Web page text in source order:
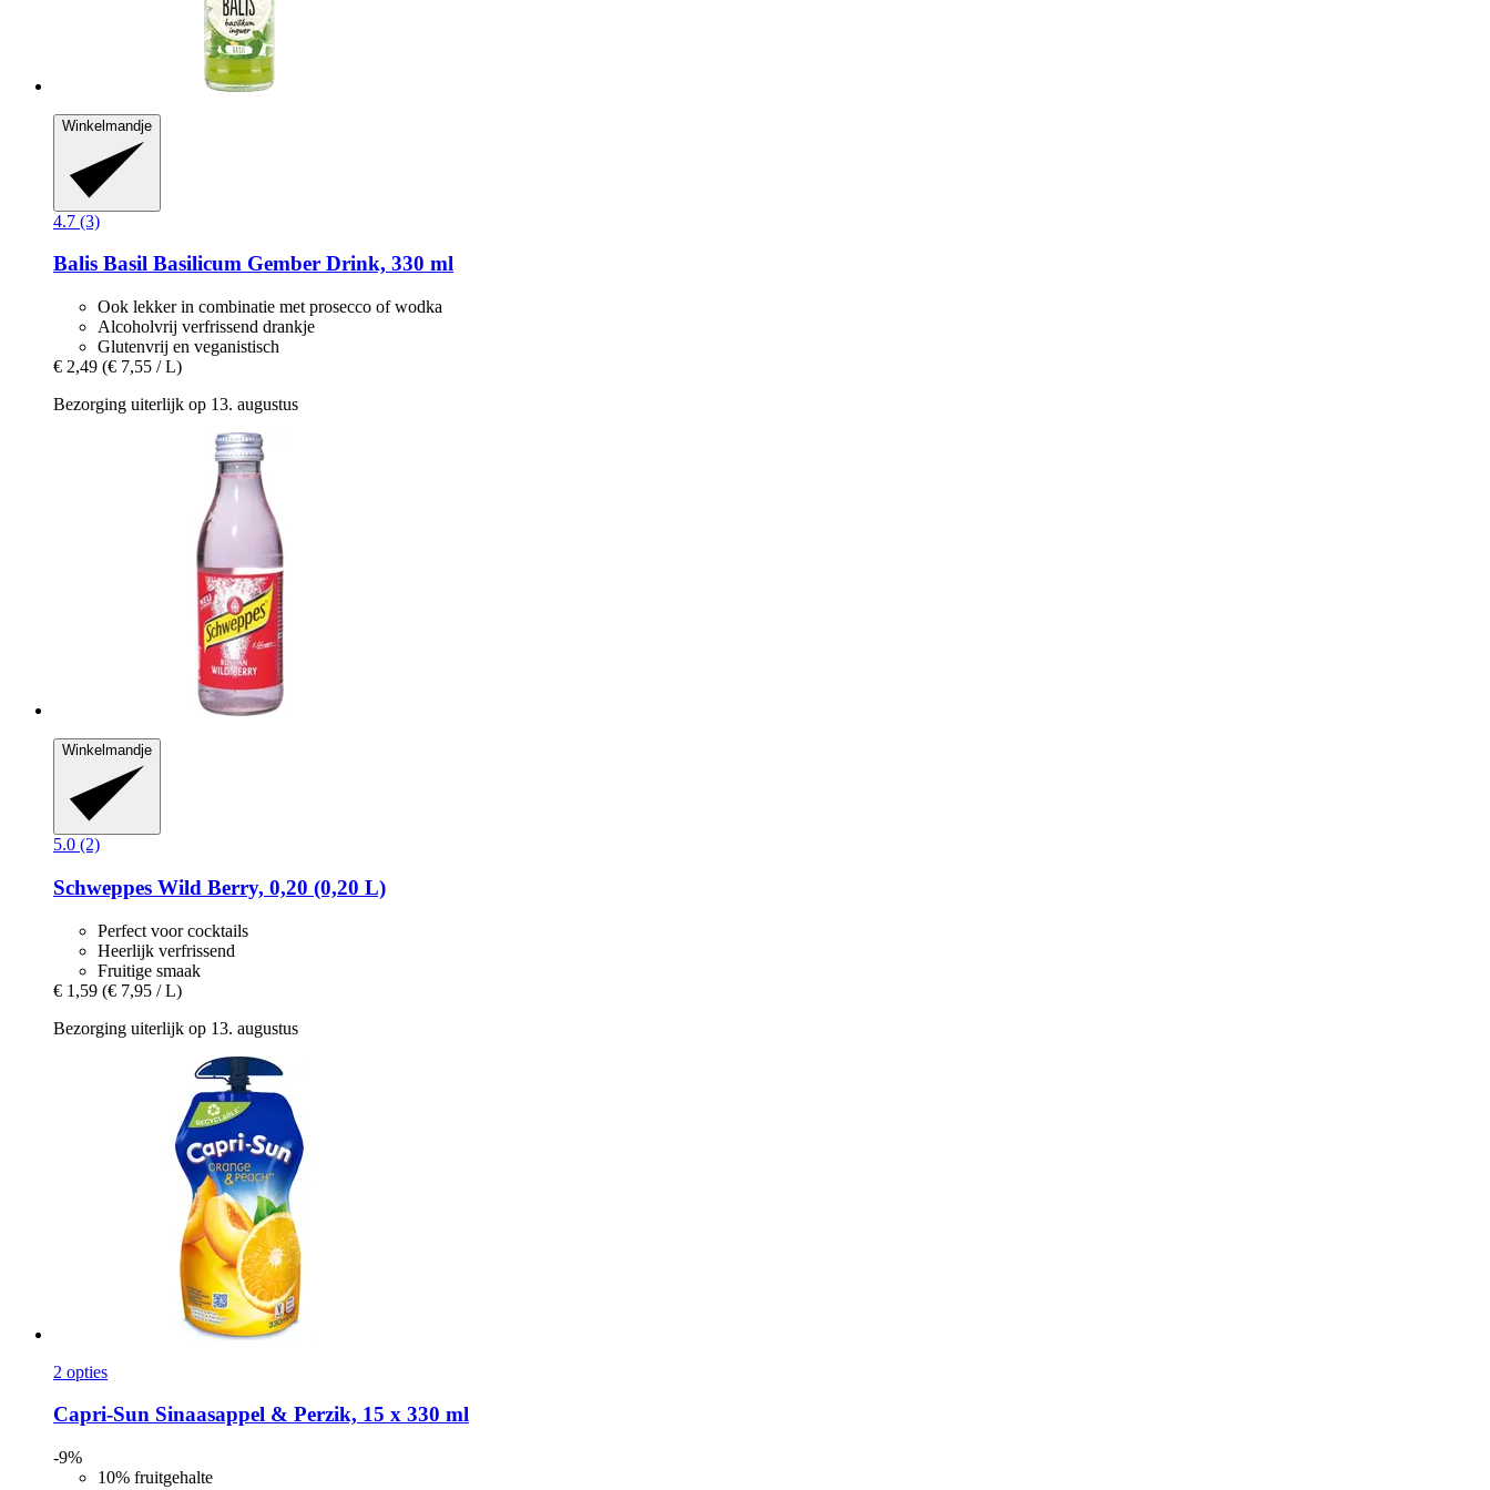
Winkelmandje
4.7 (3)
Balis Basil Basilicum Gember Drink, 330 ml
Ook lekker in combinatie met prosecco of wodka
Alcoholvrij verfrissend drankje
Glutenvrij en veganistisch
€ 2,49 (€ 7,55 / L)
Bezorging uiterlijk op 13. augustus
Winkelmandje
5.0 (2)
Schweppes Wild Berry, 0,20 (0,20 L)
Perfect voor cocktails
Heerlijk verfrissend
Fruitige smaak
€ 1,59 (€ 7,95 / L)
Bezorging uiterlijk op 13. augustus
2 opties
Capri-Sun Sinaasappel & Perzik, 15 x 330 ml
-9%
10% fruitgehalte